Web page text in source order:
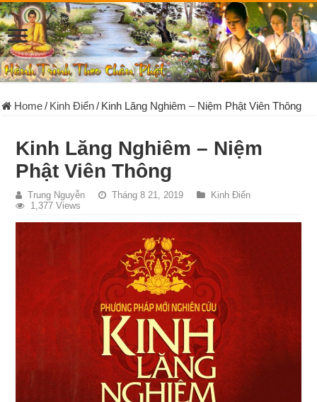
Home/ Kinh Điển/ Kinh Lăng Nghiêm – Niệm Phật Viên Thông
Kinh Lăng Nghiêm – Niệm
Phật Viên Thông
Trung Nguyễn Tháng 8 21, 2019
Kinh Điển
1,377 Views